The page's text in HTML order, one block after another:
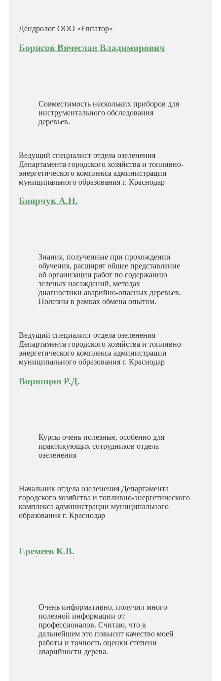
Дендролог ООО «Евпатор»
Борисов Вячеслав Владимирович
Совместимость нескольких приборов для
инструментального обследования
деревьев.
Ведущий специалист отдела озеленения
Департамента городского хозяйства и топливно-
энергетического комплекса администрации
муниципального образования г. Краснодар
Боярчук А.Н.
Знания, полученные при прохождении
обучения, расширят общее представление
об организации работ по содержанию
зеленых насаждений, методах
диагностики аварийно-опасных деревьев.
Полезны в рамках обмена опытом.
Ведущий специалист отдела озеленения
Департамента городского хозяйства и топливно-
энергетического комплекса администрации
муниципального образования г. Краснодар
Воронцов Р.Д.
Курсы очень полезные, особенно для
практикующих сотрудников отдела
озеленения
Начальник отдела озеленения Департамента
городского хозяйства и топливно-энергетического
комплекса администрации муниципального
образования г. Краснодар
Еремеев К.В.
Очень информативно, получил много
полезной информации от
профессионалов. Считаю, что в
дальнейшем это повысит качество моей
работы и точность оценки степени
аварийности дерева.